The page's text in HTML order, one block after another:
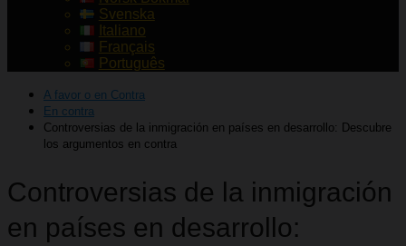
Svenska
Italiano
Français
Português
A favor o en Contra
En contra
Controversias de la inmigración en países en desarrollo: Descubre
los argumentos en contra
Controversias de la inmigración
en países en desarrollo: